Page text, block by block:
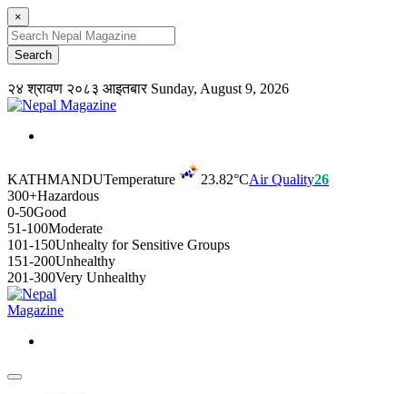
×
२४ श्रावण २०८३ आइतबारSunday, August 9, 2026
KATHMANDUTemperature 23.82°CAir Quality26
300+Hazardous
0-50Good
51-100Moderate
101-150Unhealty for Sensitive Groups
151-200Unhealthy
201-300Very Unhealthy